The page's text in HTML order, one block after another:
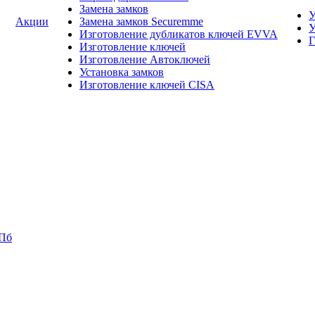
Акции
Замена замков
Замена замков Securemme
Изготовление дубликатов ключей EVVA
Изготовление ключей
Изготовление Автоключей
Установка замков
Изготовление ключей CISA